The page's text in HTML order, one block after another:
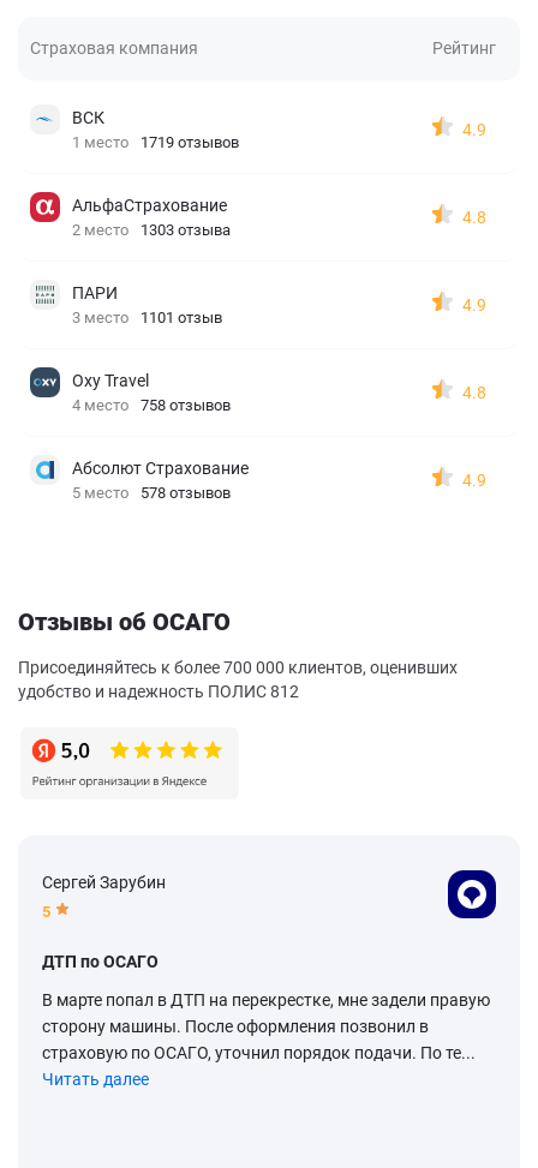
Страховая компания Рейтинг
ВСК
1 место 1719 отзывов
4.9
АльфаСтрахование
2 место 1303 отзыва
4.8
ПАРИ
3 место 1101 отзыв
4.9
Oxy Travel
4 место 758 отзывов
4.8
Абсолют Страхование
5 место 578 отзывов
4.9
Отзывы об ОСАГО
Присоединяйтесь к более 700 000 клиентов, оценивших
удобство и надежность ПОЛИС 812
Сергей Зарубин
5
ДТП по ОСАГО
В марте попал в ДТП на перекрестке, мне задели правую
сторону машины. После оформления позвонил в
страховую по ОСАГО, уточнил порядок подачи. По те...
Читать далее